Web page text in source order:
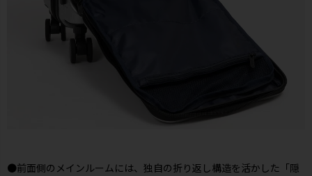
●前面側のメインルームには、独自の折り返し構造を活かした「隠